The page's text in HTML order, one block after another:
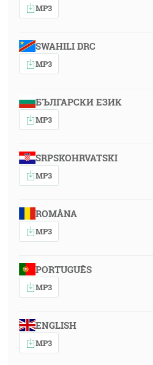
MP3
SWAHILI DRC
MP3
БЪЛГАРСКИ ЕЗИК
MP3
SRPSKOHRVATSKI
MP3
ROMÂNA
MP3
PORTUGUÊS
MP3
ENGLISH
MP3